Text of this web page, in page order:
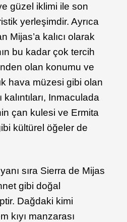
güzel iklimi ile son
yerleşimdir. Ayrıca
Mijas’a kalıcı olarak
bu kadar çok tercih
olan konumu ve
hava müzesi gibi olan
Inmaculada
çan kulesi ve Ermita
kültürel öğeler de
sıra Sierra de Mijas
gibi doğal
Dağdaki kimi
kıyı manzarası